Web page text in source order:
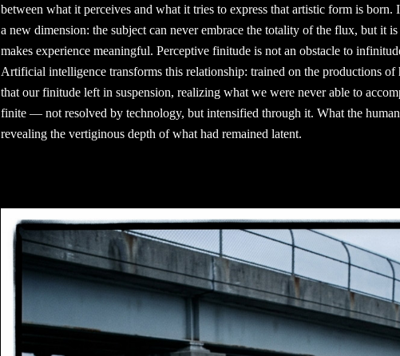
between what it perceives and what it tries to express that artistic form is
a new dimension: the subject can never embrace the totality of the flux, but it
makes experience meaningful. Perceptive finitude is not an obstacle to
Artificial intelligence transforms this relationship: trained on the productions
that our finitude left in suspension, realizing what we were never able to
finite — not resolved by technology, but intensified through it. What the
revealing the vertiginous depth of what had remained latent.